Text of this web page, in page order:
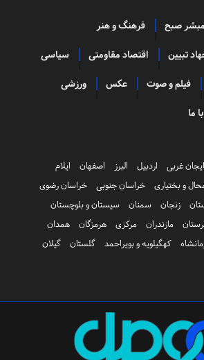
مبشر صبح فرهنگ و هنر
تبیین اقتصاد مقاومتی سیاسی
فیلم و صوت عکس ورزشی
ما
غربی اردبیل البرز اصفهان
ایلام
و بختیاری خراسان جنوبی
خراسان رضوی
زنجان سمنان
سیستان و بلوچستان
مازندران مرکزی هرمزگان
همدان
کهگیلویه و بویراحمد گلستان
گیلان